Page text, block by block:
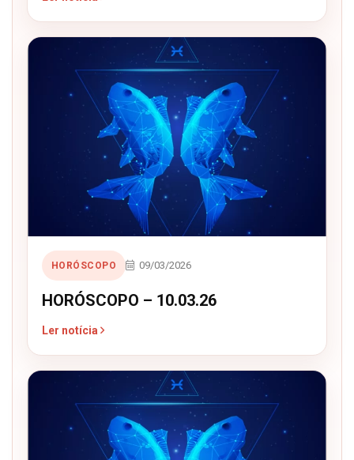
HORÓSCOPO 09/03/2026
HORÓSCOPO – 10.03.26
Ler notícia